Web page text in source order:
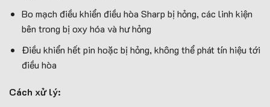
Bo mạch điều khiển điều hòa Sharp bị hỏng, các linh kiện
bên trong bị oxy hóa và hư hỏng
Điều khiển hết pin hoặc bị hỏng, không thể phát tín hiệu tới
điều hòa
Cách xử lý: